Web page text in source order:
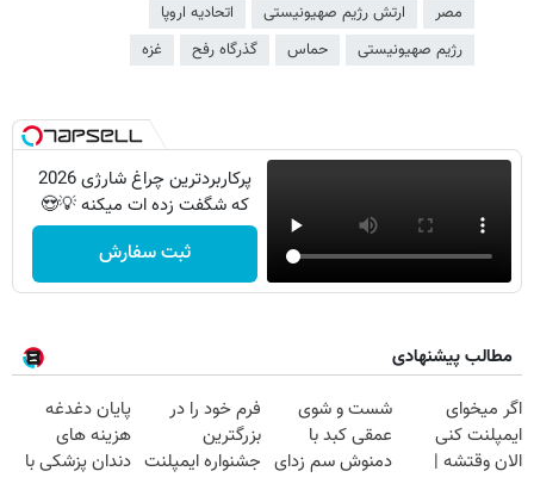
مصر ارتش رژیم صهیونیستی
اتحادیه اروپا
رژیم صهیونیستی
حماس گذرگاه رفح غزه
پرکاربردترین چراغ شارژی 2026
که شگفت زده ات میکنه 💡😍
ثبت سفارش
مطالب پیشنهادی
اگر میخوای
ایمپلنت کنی
الان وقتشه |
شست و شوی
عمقی کبد با
دمنوش سم زدای
فرم خود را در
بزرگترین
جشنواره ایمپلنت
پایان دغدغه
هزینه های
دندان پزشکی با